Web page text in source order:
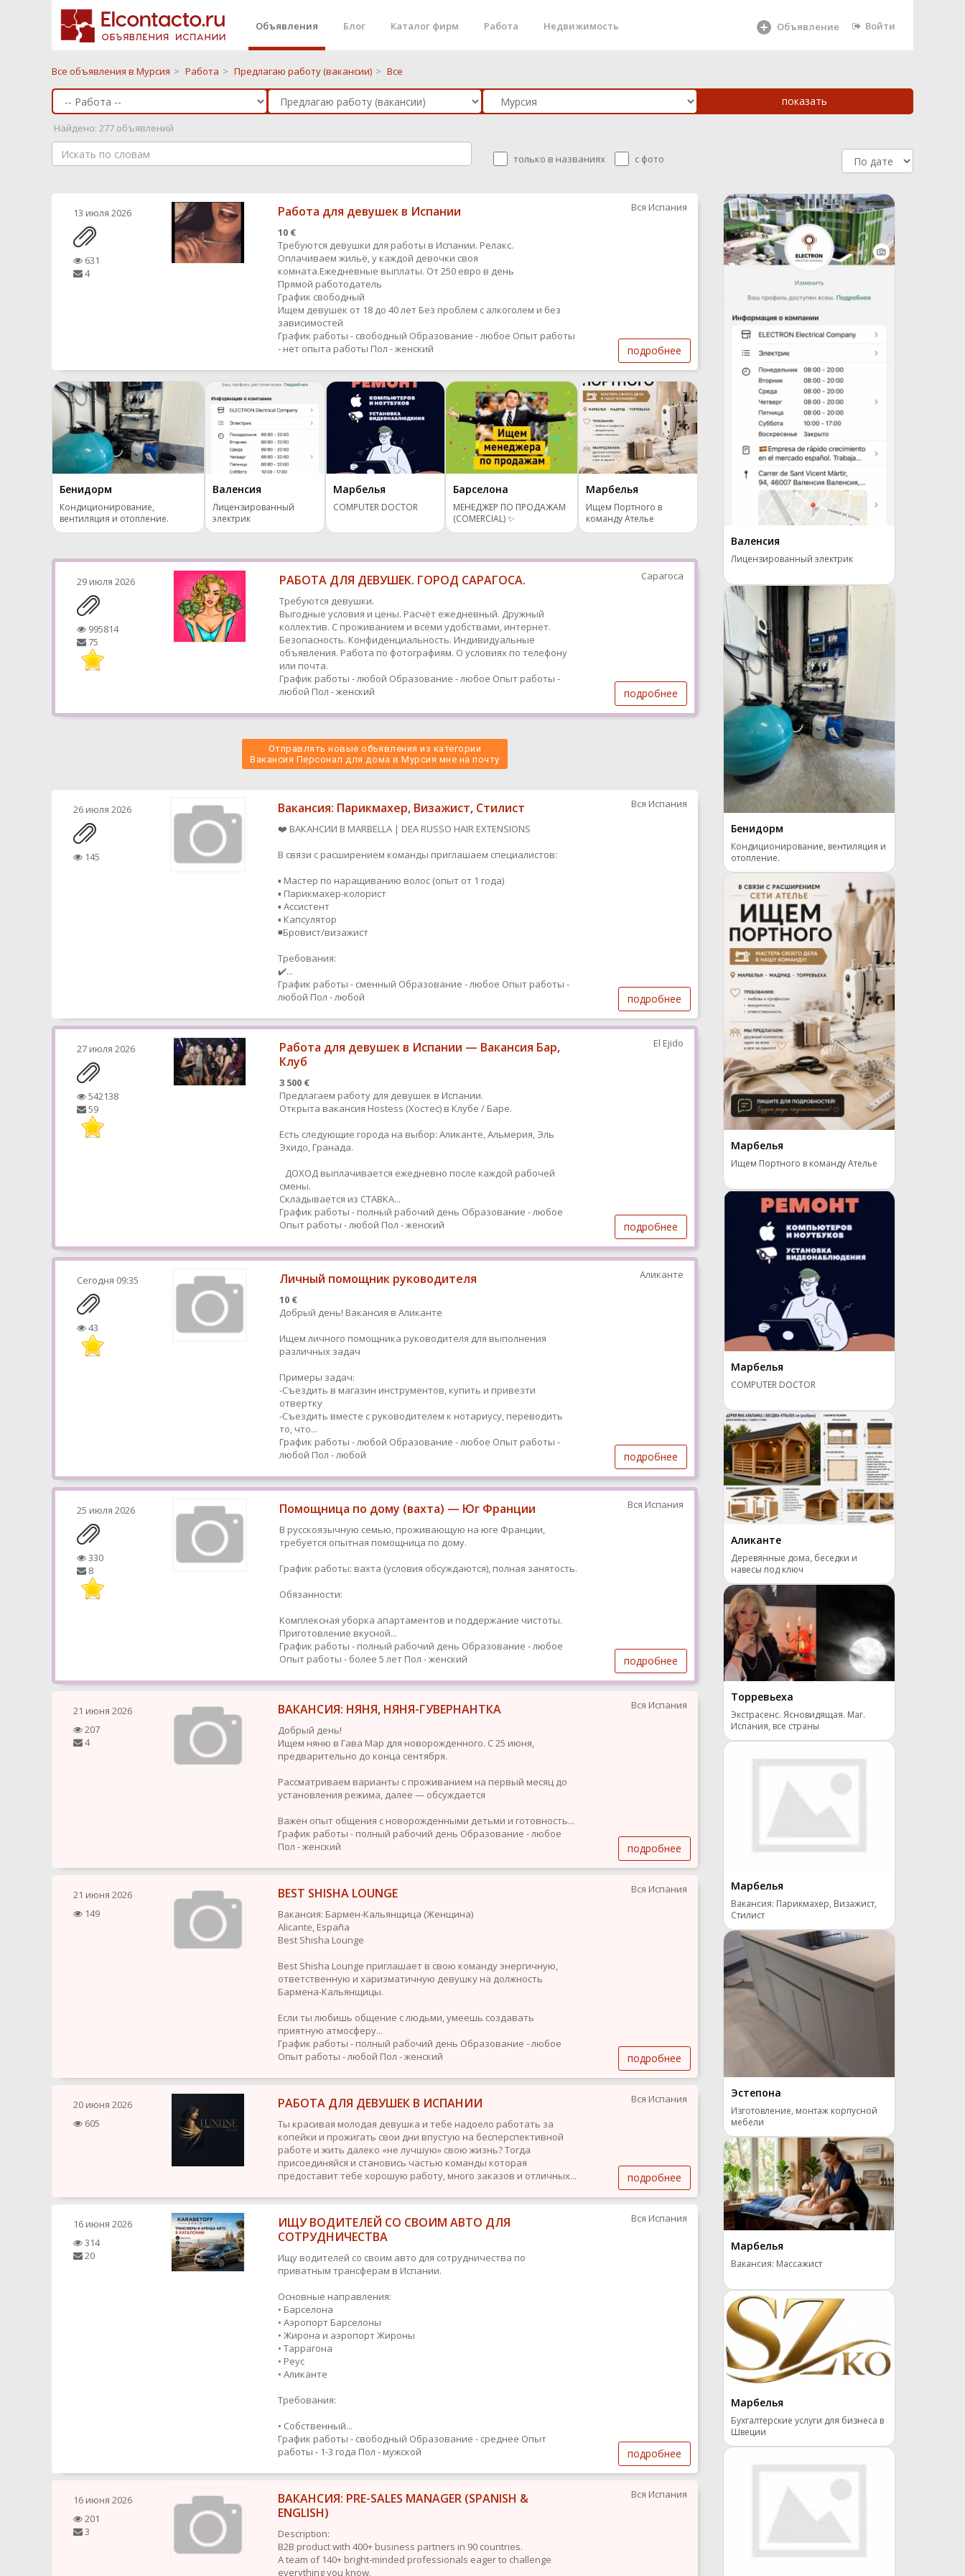
Объявления Блог Каталог фирм Работа Недвижимость Объявление Войти
Все объявления в Мурсия > Работа > Предлагаю работу (вакансии) > Все
Найдено: 277 объявлений
только в названиях с фото
13 июля 2026
631
4
Работа для девушек в Испании
10 €
Требуются девушки для работы в Испании. Релакс.
Оплачиваем жильё, у каждой девочки своя
комната.Ежедневные выплаты. От 250 евро в день
Прямой работодатель
График свободный
Ищем девушек от 18 до 40 лет Без проблем с алкоголем и без
зависимостей
График работы - свободный Образование - любое Опыт работы
- нет опыта работы Пол - женский
Вся Испания
подробнее
Бенидорм
Кондиционирование,
вентиляция и отопление.
Валенсия
Лицензированный
электрик
Марбелья
COMPUTER DOCTOR
Барселона
МЕНЕДЖЕР ПО ПРОДАЖАМ
(COMERCIAL) ✨
Марбелья
Ищем Портного в
команду Ателье
29 июля 2026
995814
75
РАБОТА ДЛЯ ДЕВУШЕК. ГОРОД САРАГОСА.
Требуются девушки.
Выгодные условия и цены. Расчёт ежедневный. Дружный
коллектив. С проживанием и всеми удобствами, интернет.
Безопасность. Конфиденциальность. Индивидуальные
объявления. Работа по фотографиям. О условиях по телефону
или почта.
График работы - любой Образование - любое Опыт работы -
любой Пол - женский
Сарагоса
подробнее
Отправлять новые объявления из категории
Вакансия Персонал для дома в Мурсия мне на почту
26 июля 2026
145
Вакансия: Парикмахер, Визажист, Стилист
❤️ ВАКАНСИИ В MARBELLA | DEA RUSSO HAIR EXTENSIONS
В связи с расширением команды приглашаем специалистов:
▪️ Мастер по наращиванию волос (опыт от 1 года)
▪️ Парикмахер-колорист
▪️ Ассистент
▪️ Капсулятор
◾️Бровист/визажист
Требования:
✔️...
График работы - сменный Образование - любое Опыт работы -
любой Пол - любой
Вся Испания
подробнее
27 июля 2026
542138
59
Работа для девушек в Испании — Вакансия Бар,
Клуб
3 500 €
Предлагаем работу для девушек в Испании.
Открыта вакансия Hostess (Хостес) в Клубе / Баре.
Есть следующие города на выбор: Аликанте, Альмерия, Эль
Эхидо, Гранада.
ДОХОД выплачивается ежедневно после каждой рабочей
смены.
Складывается из СТАВКА...
График работы - полный рабочий день Образование - любое
Опыт работы - любой Пол - женский
El Ejido
подробнее
Сегодня 09:35
43
Личный помощник руководителя
10 €
Добрый день! Вакансия в Аликанте
Ищем личного помощника руководителя для выполнения
различных задач
Примеры задач:
-Съездить в магазин инструментов, купить и привезти
отвертку
-Съездить вместе с руководителем к нотариусу, переводить
то, что...
График работы - любой Образование - любое Опыт работы -
любой Пол - любой
Аликанте
подробнее
25 июля 2026
330
8
Помощница по дому (вахта) — Юг Франции
В русскоязычную семью, проживающую на юге Франции,
требуется опытная помощница по дому.
График работы: вахта (условия обсуждаются), полная занятость.
Обязанности:
Комплексная уборка апартаментов и поддержание чистоты.
Приготовление вкусной...
График работы - полный рабочий день Образование - любое
Опыт работы - более 5 лет Пол - женский
Вся Испания
подробнее
21 июня 2026
207
4
ВАКАНСИЯ: НЯНЯ, НЯНЯ-ГУВЕРНАНТКА
Добрый день!
Ищем няню в Гава Мар для новорожденного. С 25 июня,
предварительно до конца сентября.
Рассматриваем варианты с проживанием на первый месяц до
установления режима, далее — обсуждается
Важен опыт общения с новорожденными детьми и готовность...
График работы - полный рабочий день Образование - любое
Пол - женский
Вся Испания
подробнее
21 июня 2026
149
BEST SHISHA LOUNGE
Вакансия: Бармен-Кальянщица (Женщина)
Alicante, España
Best Shisha Lounge
Best Shisha Lounge приглашает в свою команду энергичную,
ответственную и харизматичную девушку на должность
Бармена-Кальянщицы.
Если ты любишь общение с людьми, умеешь создавать
приятную атмосферу...
График работы - полный рабочий день Образование - любое
Опыт работы - любой Пол - женский
Вся Испания
подробнее
20 июня 2026
605
РАБОТА ДЛЯ ДЕВУШЕК В ИСПАНИИ
Ты красивая молодая девушка и тебе надоело работать за
копейки и прожигать свои дни впустую на бесперспективной
работе и жить далеко «не лучшую» свою жизнь? Тогда
присоединяйся и становись частью команды которая
предоставит тебе хорошую работу, много заказов и отличных...
Вся Испания
подробнее
16 июня 2026
314
20
ИЩУ ВОДИТЕЛЕЙ СО СВОИМ АВТО ДЛЯ
СОТРУДНИЧЕСТВА
Ищу водителей со своим авто для сотрудничества по
приватным трансферам в Испании.
Основные направления:
• Барселона
• Аэропорт Барселоны
• Жирона и аэропорт Жироны
• Таррагона
• Реус
• Аликанте
Требования:
• Собственный...
График работы - свободный Образование - среднее Опыт
работы - 1-3 года Пол - мужской
Вся Испания
подробнее
16 июня 2026
201
3
ВАКАНСИЯ: PRE-SALES MANAGER (SPANISH &
ENGLISH)
Description:
B2B product with 400+ business partners in 90 countries.
A team of 140+ bright-minded professionals eager to challenge
everything you know.
Вся Испания
Валенсия
Лицензированный электрик
Бенидорм
Кондиционирование, вентиляция и
отопление.
Марбелья
Ищем Портного в команду Ателье
Марбелья
COMPUTER DOCTOR
Аликанте
Деревянные дома, беседки и
навесы под ключ
Торревьеха
Экстрасенс. Ясновидящая. Маг.
Испания, все страны
Марбелья
Вакансия: Парикмахер, Визажист,
Стилист
Эстепона
Изготовление, монтаж корпусной
мебели
Марбелья
Вакансия: Массажист
Марбелья
Бухгалтерские услуги для бизнеса в
Швеции